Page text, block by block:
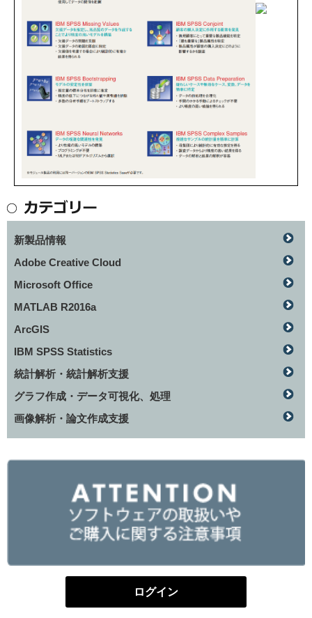
新製品情報
Adobe Creative Cloud
Microsoft Office
MATLAB R2016a
ArcGIS
IBM SPSS Statistics
統計解析・統計解析支援
グラフ作成・データ可視化、処理
画像解析・論文作成支援
ログイン